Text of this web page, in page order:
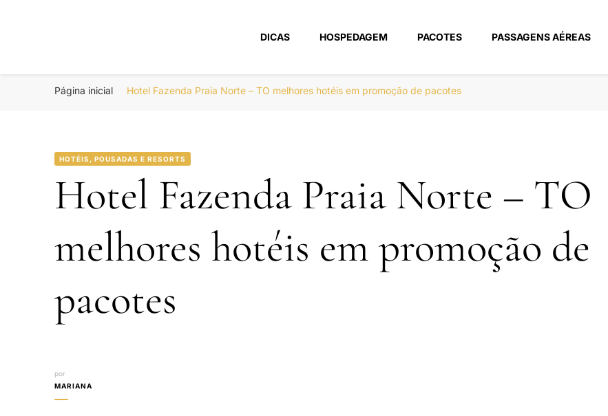
Portal Boa Viagem
DICAS HOSPEDAGEM PACOTES PASSAGENS AÉREAS
Página inicial Hotel Fazenda Praia Norte – TO melhores hotéis em promoção de pacotes
HOTÉIS, POUSADAS E RESORTS
Hotel Fazenda Praia Norte – TO
melhores hotéis em promoção de
pacotes
por
MARIANA